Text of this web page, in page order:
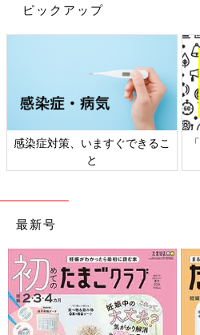
ピックアップ
ますぐできるこ
「もしものとき
最新号